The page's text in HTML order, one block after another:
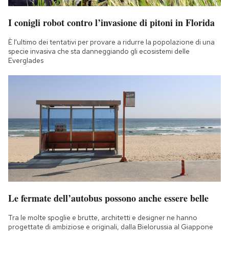
I conigli robot contro l’invasione di pitoni in Florida
È l'ultimo dei tentativi per provare a ridurre la popolazione di una
specie invasiva che sta danneggiando gli ecosistemi delle
Everglades
Le fermate dell’autobus possono anche essere belle
Tra le molte spoglie e brutte, architetti e designer ne hanno
progettate di ambiziose e originali, dalla Bielorussia al Giappone